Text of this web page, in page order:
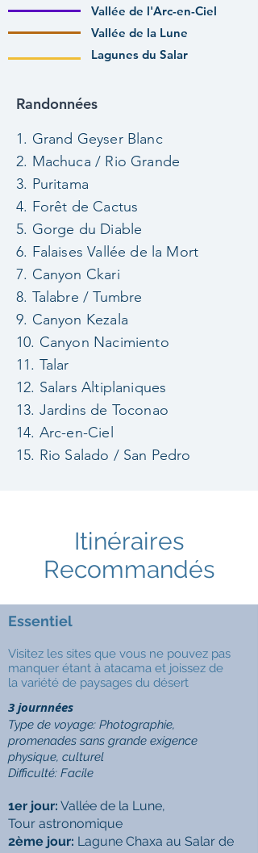
Vallée de l'Arc-en-Ciel
Vallée de la Lune
Lagunes du Salar
Randonnées
1. Grand Geyser Blanc
2. Machuca / Rio Grande
3. Puritama
4. Forêt de Cactus
5. Gorge du Diable
6. Falaises Vallée de la Mort
7. Canyon Ckari
8. Talabre / Tumbre
9. Canyon Kezala
10. Canyon Nacimiento
11. Talar
12. Salars Altiplaniques
13. Jardins de Toconao
14. Arc-en-Ciel
15. Rio Salado / San Pedro
Itinéraires
Recommandés
Essentiel
Visitez les sites que vous ne pouvez pas
manquer étant à atacama et joissez de
la variété de paysages du désert
3 journnées
Type de voyage: Photographie,
promenades sans grande exigence
physique, culturel
Difficulté: Facile
1er jour: Vallée de la Lune,
Tour astronomique
2ème jour: Lagune Chaxa au Salar de